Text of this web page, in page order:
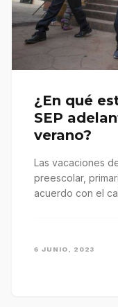
¿En qué
SEP
verano?
Las vacaciones
preescolar,
acuerdo con el
6 JUNIO, 2023